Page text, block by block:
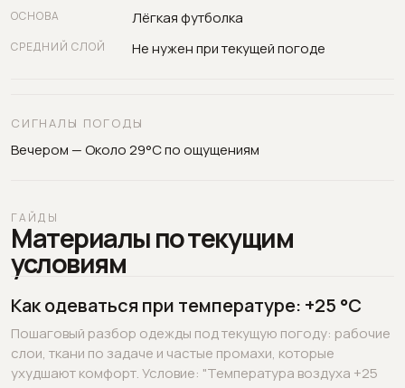
ОСНОВА Лёгкая футболка
СРЕДНИЙ СЛОЙ Не нужен при текущей погоде
СИГНАЛЫ ПОГОДЫ
Вечером — Около 29°C по ощущениям
ГАЙДЫ
Материалы по текущим
условиям
Как одеваться при температуре: +25 °C
Пошаговый разбор одежды под текущую погоду: рабочие
слои, ткани по задаче и частые промахи, которые
ухудшают комфорт. Условие: "Температура воздуха +25